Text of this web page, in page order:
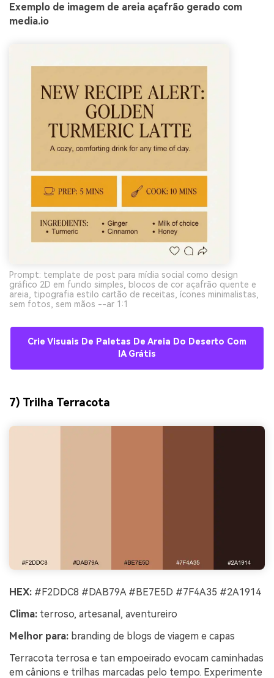
Exemplo de imagem de areia açafrão gerado com
media.io
Prompt: template de post para mídia social como design
gráfico 2D em fundo simples, blocos de cor açafrão quente e
areia, tipografia estilo cartão de receitas, ícones minimalistas,
sem fotos, sem mãos --ar 1:1
Crie Visuais De Paletas De Areia Do Deserto Com
IA Grátis
7) Trilha Terracota
HEX: #F2DDC8 #DAB79A #BE7E5D #7F4A35 #2A1914
Clima: terroso, artesanal, aventureiro
Melhor para: branding de blogs de viagem e capas
Terracota terrosa e tan empoeirado evocam caminhadas
em cânions e trilhas marcadas pelo tempo. Experimente